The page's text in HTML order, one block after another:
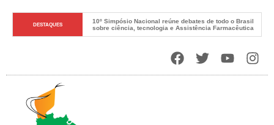
DESTAQUES O Novo DNA do Sistema Único de Saúde